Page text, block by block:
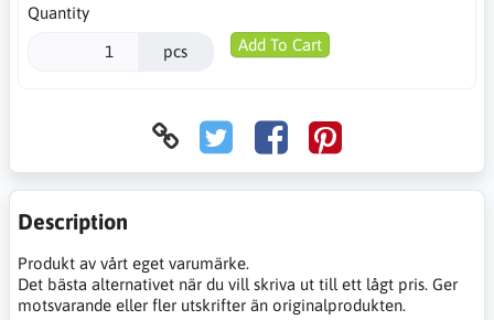
Quantity
pcs Add To Cart
Description
Produkt av vårt eget varumärke.
Det bästa alternativet när du vill skriva ut till ett lågt pris. Ger
motsvarande eller fler utskrifter än originalprodukten.